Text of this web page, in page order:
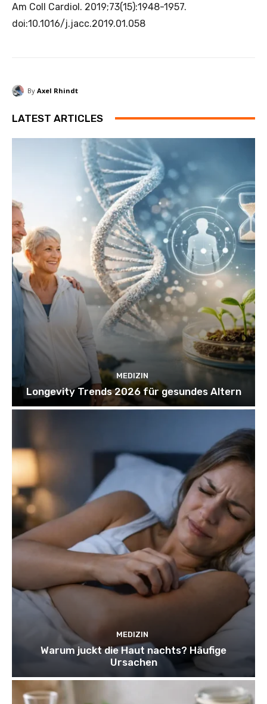
Am Coll Cardiol. 2019;73(15):1948-1957.
doi:10.1016/j.jacc.2019.01.058
By Axel Rhindt
LATEST ARTICLES
MEDIZIN
Longevity Trends 2026 für gesundes Altern
MEDIZIN
Warum juckt die Haut nachts? Häufige
Ursachen